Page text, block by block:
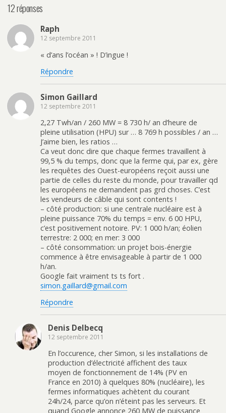
12 réponses
Raph
12 septembre 2011
« d’ans l’océan » ! D’ingue !
Répondre
Simon Gaillard
12 septembre 2011
2,27 Twh/an / 260 MW = 8 730 h/ an d’heure de
pleine utilisation (HPU) sur … 8 769 h possibles / an …
J’aime bien, les ratios …
Ca veut donc dire que chaque fermes travaillent à
99,5 % du temps, donc que la ferme qui, par ex, gère
les requêtes des Ouest-européens reçoit aussi une
partie de celles du reste du monde, pour travailler qd
les européens ne demandent pas grd choses. C’est
les vendeurs de câble qui sont contents !
– côté production: si une centrale nucléaire est à
pleine puissance 70% du temps = env. 6 00 HPU,
c’est positivement notoire. PV: 1 000 h/an; éolien
terrestre: 2 000; en mer: 3 000
– côté consommation: un projet bois-énergie
commence à être envisageable à partir de 1 000
h/an.
Google fait vraiment ts ts fort .
simon.gaillard@gmail.com
Répondre
Denis Delbecq
12 septembre 2011
En l’occurence, cher Simon, si les installations de
production d’électricité affichent des taux
moyen de fonctionnement de 14% (PV en
France en 2010) à quelques 80% (nucléaire), les
fermes informatiques achètent du courant
24h/24, parce qu’on n’éteint pas les serveurs. Et
quand Google annonce 260 MW de puissance